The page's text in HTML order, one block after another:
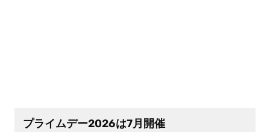
プライムデー2026は7月開催